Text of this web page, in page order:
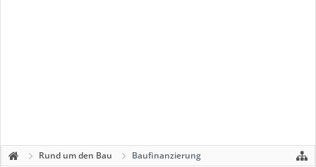
Rund um den Bau Baufinanzierung